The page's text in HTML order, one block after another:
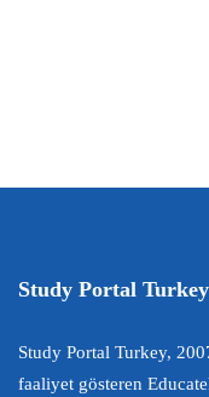
Study Portal
Study Portal Turkey,
faaliyet gösteren